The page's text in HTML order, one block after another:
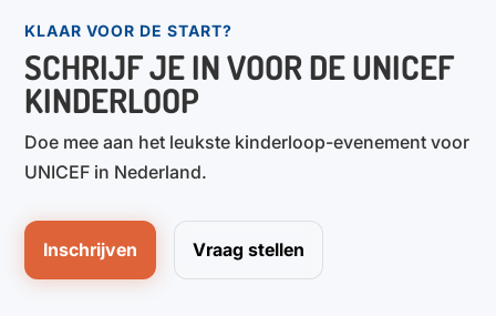
KLAAR VOOR DE START?
SCHRIJF JE IN VOOR DE UNICEF
KINDERLOOP
Doe mee aan het leukste kinderloop-evenement voor
UNICEF in Nederland.
Inschrijven Vraag stellen